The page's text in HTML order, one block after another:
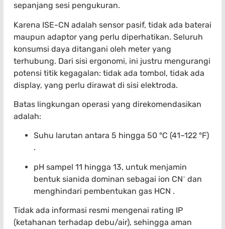
sepanjang sesi pengukuran.
Karena ISE-CN adalah sensor pasif, tidak ada baterai
maupun adaptor yang perlu diperhatikan. Seluruh
konsumsi daya ditangani oleh meter yang
terhubung. Dari sisi ergonomi, ini justru mengurangi
potensi titik kegagalan: tidak ada tombol, tidak ada
display, yang perlu dirawat di sisi elektroda.
Batas lingkungan operasi yang direkomendasikan
adalah:
Suhu larutan antara 5 hingga 50 °C (41–122 °F)
.
pH sampel 11 hingga 13, untuk menjamin
bentuk sianida dominan sebagai ion CN⁻ dan
menghindari pembentukan gas HCN .
Tidak ada informasi resmi mengenai rating IP
(ketahanan terhadap debu/air), sehingga aman